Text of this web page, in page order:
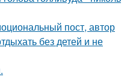
пост, автор
без детей и не